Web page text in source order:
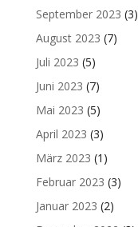
September 2023 (3)
August 2023 (7)
Juli 2023 (5)
Juni 2023 (7)
Mai 2023 (5)
April 2023 (3)
März 2023 (1)
Februar 2023 (3)
Januar 2023 (2)